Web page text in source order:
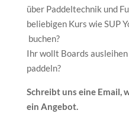
über Paddeltechnik und
beliebigen Kurs wie SUP
buchen?
Ihr wollt Boards
paddeln?
Schreibt uns eine Email,
ein Angebot.